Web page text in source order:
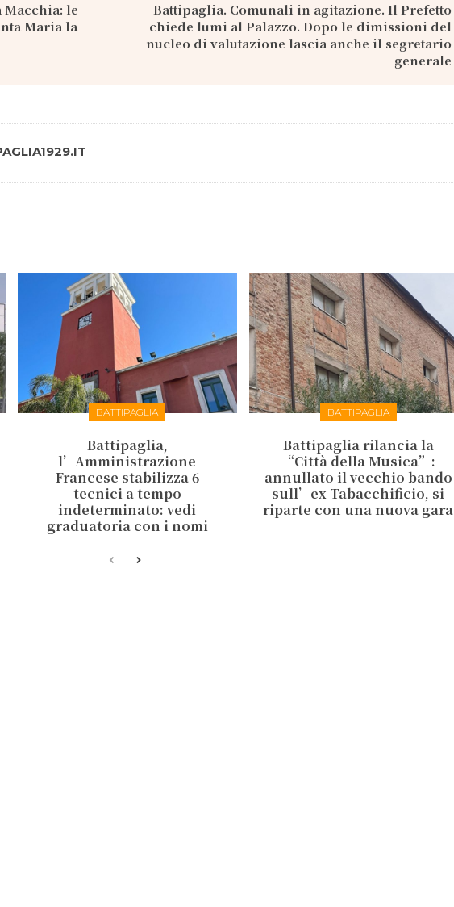
Macchia: le
Maria la
Battipaglia. Comunali in agitazione. Il Prefetto
chiede lumi al Palazzo. Dopo le dimissioni del
nucleo di valutazione lascia anche il segretario
generale
BATTIPAGLIA
Battipaglia,
l’Amministrazione
Francese stabilizza 6
tecnici a tempo
indeterminato: vedi
graduatoria con i nomi
BATTIPAGLIA
Battipaglia rilancia la
“Città della Musica”:
annullato il vecchio bando
sull’ex Tabacchificio, si
riparte con una nuova gara